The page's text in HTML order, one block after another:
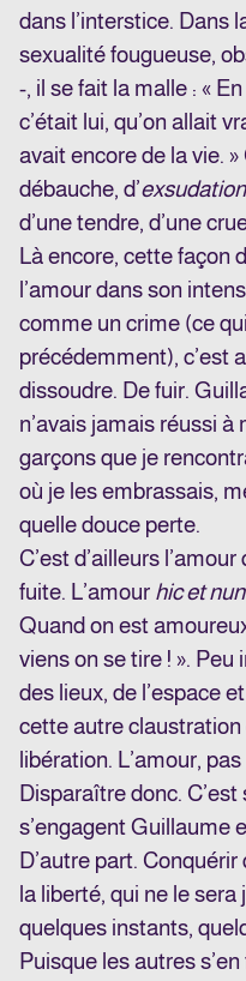
dans l’interstice. Dans
sexualité fougueuse,
-, il se fait la malle : «
c’était lui, qu’on allait
avait encore de la vie.
débauche, d’exsudation
d’une tendre, d’une
Là encore, cette façon
l’amour dans son
comme un crime (ce
précédemment), c’est
dissoudre. De fuir.
n’avais jamais réussi
garçons que je
où je les embrassais,
quelle douce perte.
C’est d’ailleurs
fuite. L’amour hic et
Quand on est
viens on se tire ! ».
des lieux, de l’espace
cette autre claustration
libération. L’amour, pas
Disparaître donc.
s’engagent Guillaume
D’autre part.
la liberté, qui ne le
quelques instants,
Puisque les autres